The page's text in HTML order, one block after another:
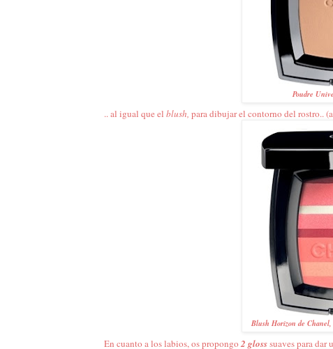
Poudre
.. al igual que el blush, para dibujar el contorno del rostro..
Blush Horizon de
En cuanto a los labios, os propongo2 glosssuaves para dar